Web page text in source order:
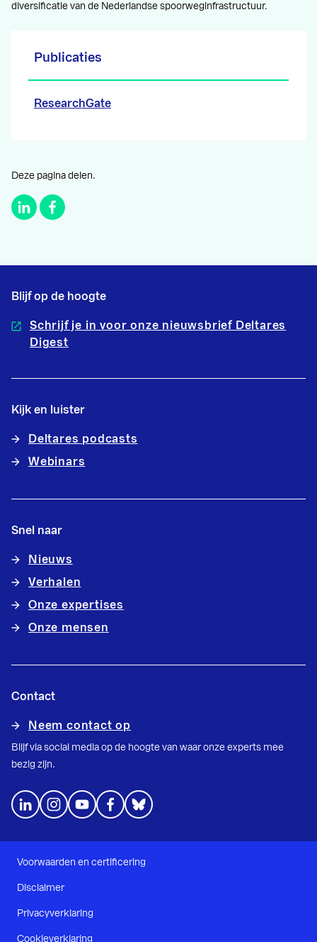
diversificatie van de Nederlandse spoorweginfrastructuur.
Publicaties
ResearchGate
Deze pagina delen.
Blijf op de hoogte
Schrijf je in voor onze nieuwsbrief Deltares
Digest
Kijk en luister
Deltares podcasts
Webinars
Snel naar
Nieuws
Verhalen
Onze expertises
Onze mensen
Contact
Neem contact op
Blijf via social media op de hoogte van waar onze experts mee
bezig zijn.
Voorwaarden en certificering
Disclaimer
Privacyverklaring
Cookieverklaring